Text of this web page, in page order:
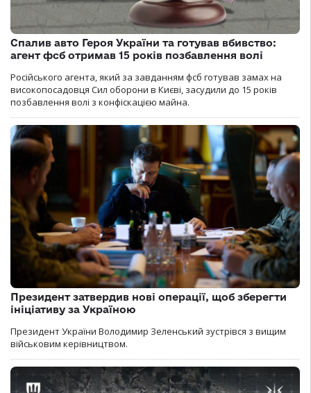
Спалив авто Героя України та готував вбивство:
агент фсб отримав 15 років позбавлення волі
Російського агента, який за завданням фсб готував замах на
високопосадовця Сил оборони в Києві, засудили до 15 років
позбавлення волі з конфіскацією майна.
Президент затвердив нові операції, щоб зберегти
ініціативу за Україною
Президент України Володимир Зеленський зустрівся з вищим
військовим керівництвом.